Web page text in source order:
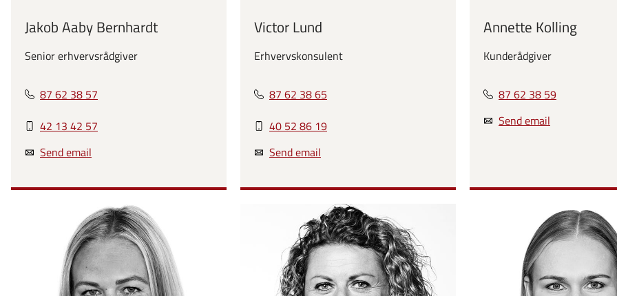
Jakob Aaby Bernhardt
Senior erhvervsrådgiver
87 62 38 57
42 13 42 57
Send email
Victor Lund
Erhvervskonsulent
87 62 38 65
40 52 86 19
Send email
Annette Kolling
Kunderådgiver
87 62 38 59
Send email